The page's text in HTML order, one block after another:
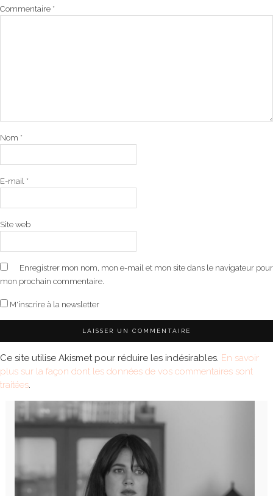
Commentaire *
Nom *
E-mail *
Site web
Enregistrer mon nom, mon e-mail et mon site dans le navigateur pour
mon prochain commentaire.
M'inscrire à la newsletter
Ce site utilise Akismet pour réduire les indésirables. En savoir
plus sur la façon dont les données de vos commentaires sont
traitées.